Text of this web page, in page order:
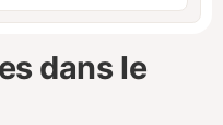
dans le